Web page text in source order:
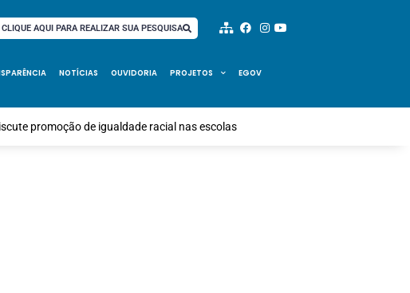
CLIQUE AQUI PARA REALIZAR SUA PESQUISA
NOTÍCIAS OUVIDORIA PROJETOS EGOV
promoção de igualdade racial nas escolas